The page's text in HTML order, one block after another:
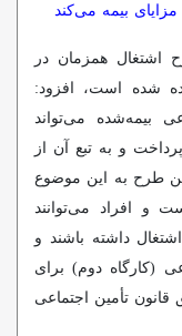
بیمه می‌کند
اشتغال همزمان در
شده است، افزود:
اجتماعی بیمه‌شده می‌تواند
و به تبع آن از
طرح به این موضوع
و افراد می‌توانند
داشته باشند و
(کارگاه دوم) برای
قانون تأمین اجتماعی